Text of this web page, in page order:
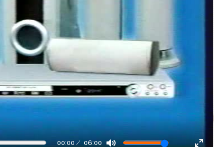
00:00 06:00